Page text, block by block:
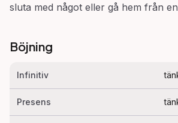
sluta med något eller gå hem från
Böjning
Infinitiv
Presens